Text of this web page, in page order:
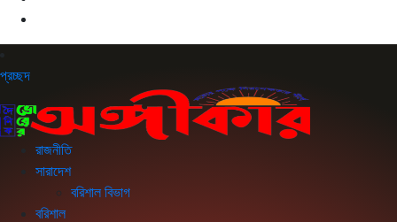
প্রচ্ছদ
রাজনীতি
সারাদেশ
বরিশাল বিভাগ
বরিশাল